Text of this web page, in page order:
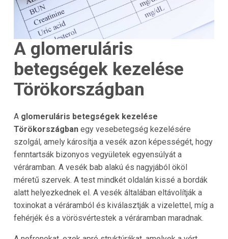
A glomeruláris
betegségek kezelése
Törökországban
A glomeruláris betegségek kezelése
Törökországbanegy vesebetegség kezelésére
szolgál, amely károsítja a vesék azon képességét, hogy
fenntartsák bizonyos vegyületek egyensúlyát a
véráramban. A vesék bab alakú és nagyjából ököl
méretű szervek. A test mindkét oldalán kissé a bordák
alatt helyezkednek el. A vesék általában eltávolítják a
toxinokat a véráramból és kiválasztják a vizelettel, míg a
fehérjék és a vörösvértestek a véráramban maradnak.